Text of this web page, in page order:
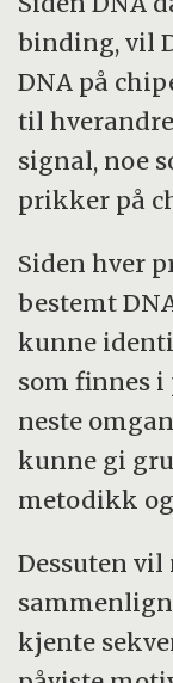
binding, vil
DNA på
til
signal, noe
prikker på
Siden hver
bestemt
kunne
som finnes i
neste
kunne gi
metodikk
Dessuten
kjente